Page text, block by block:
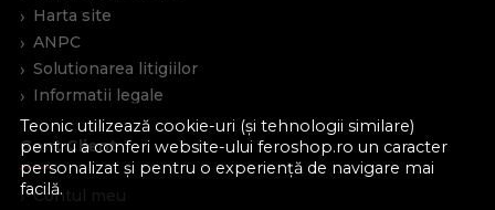
Teonic utilizează cookie-uri (și tehnologii similare)
pentru a conferi website-ului feroshop.ro un caracter
personalizat și pentru o experiență de navigare mai
facilă.
Harta site
ANPC
Solutionarea litigiilor
Informatii legale
Cont Client
Contul meu